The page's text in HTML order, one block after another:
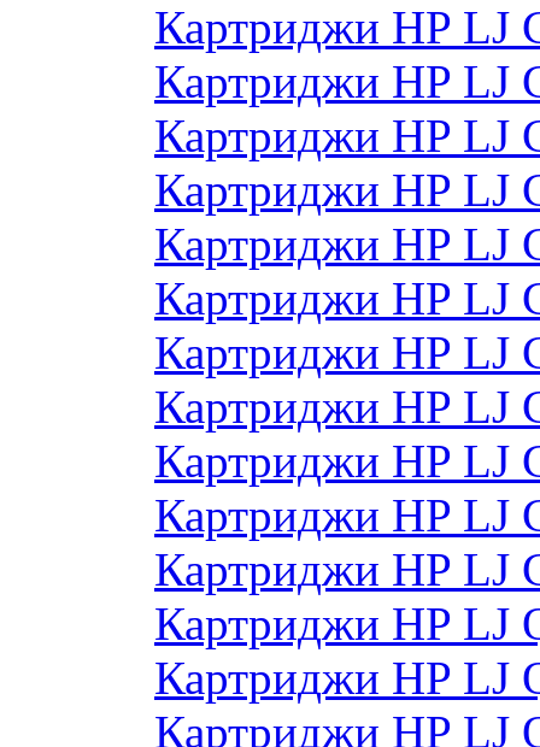
Картриджи HP LJ
Картриджи HP LJ
Картриджи HP LJ
Картриджи HP LJ
Картриджи HP LJ
Картриджи HP LJ
Картриджи HP LJ
Картриджи HP LJ
Картриджи HP LJ
Картриджи HP LJ
Картриджи HP LJ
Картриджи HP LJ
Картриджи HP LJ
Картриджи HP LJ